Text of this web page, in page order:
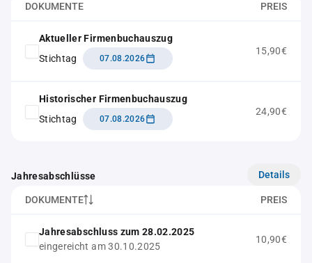
DOKUMENTE PREIS
Aktueller Firmenbuchauszug
Stichtag
07.08.2026
15,90€
Historischer Firmenbuchauszug
Stichtag
07.08.2026
24,90€
Jahresabschlüsse Details
DOKUMENTE PREIS
Jahresabschluss zum 28.02.2025
eingereicht am 30.10.2025
10,90€